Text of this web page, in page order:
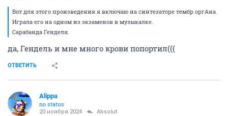
Вот для этого произведения я включаю на синтезаторе тембр оргАна.
Играла его на одном из экзаменов в музыкалке.
Сарабанда Генделя.
да, Гендель и мне много крови попортил(((
ОТВЕТИТЬ
Alippa
no status
20 ноября 2024 Absolut